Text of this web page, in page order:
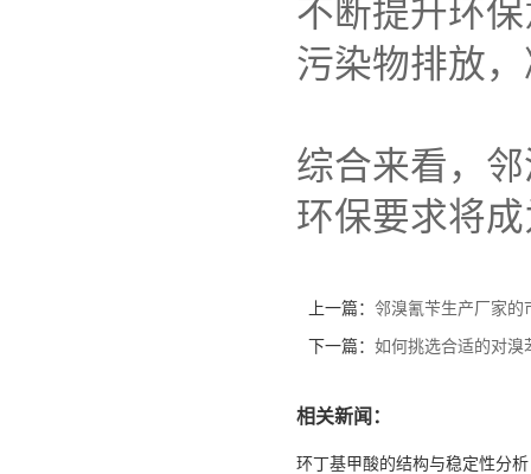
不断提升环
污染物排放
综合来看，
环保要求将
上一篇： 邻溴氰苄生产厂家的
下一篇： 如何挑选合适的对溴
相关新闻：
环丁基甲酸的结构与稳定性分析